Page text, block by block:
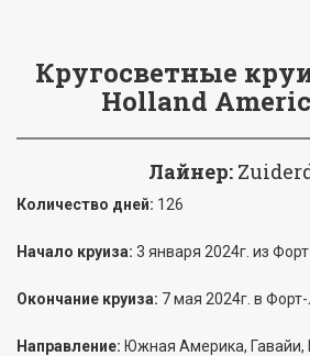
Кругосветные
Holland
Лайнер:
Количество дней: 126
Начало круиза: 3 января 2024г. из
Окончание круиза: 7 мая 2024г. в
Направление: Южная Америка, Гавайи,